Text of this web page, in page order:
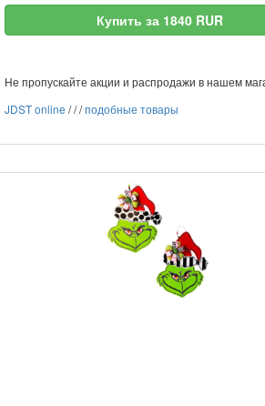
Купить за 1840 RUR
Не пропускайте акции и распродажи в нашем
JDST online ///подобные товары